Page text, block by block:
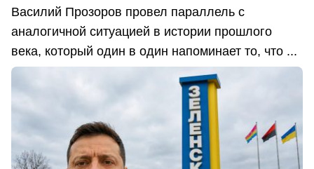
Василий Прозоров провел параллель с
аналогичной ситуацией в истории прошлого
века, который один в один напоминает то, что ...